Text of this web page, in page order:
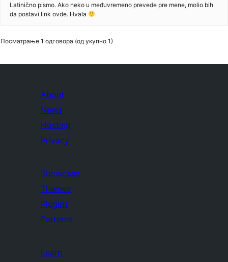
Latinično pismo. Ako neko u međuvremeno prevede pre mene, molio bih
da postavi link ovde. Hvala
Посматрање 1 одговора (од укупно 1)
About
News
Hosting
Privacy
Showcase
Themes
Plugins
Patterns
Learn